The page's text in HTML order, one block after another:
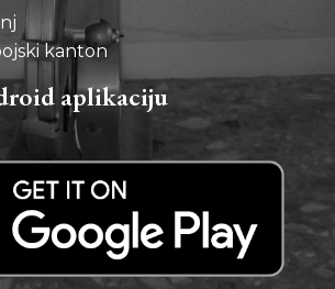
kanton
aplikaciju